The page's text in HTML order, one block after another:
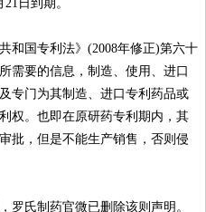
日到期。
国专利法》(2008年修正)第六十
需要的信息，制造、使用、进口
专门为其制造、进口专利药品或
权。也即在原研药专利期内，其
批，但是不能生产销售，否则侵
氏制药官微已删除该则声明。